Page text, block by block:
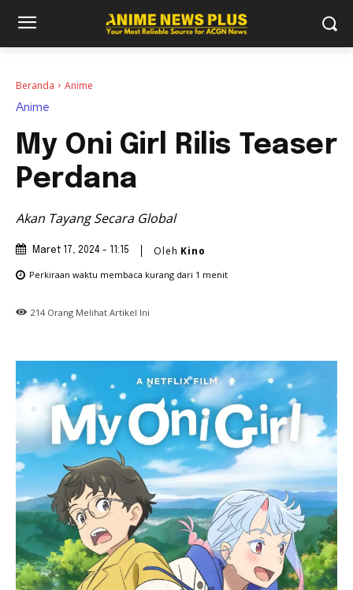
Beranda Anime
Anime
My Oni Girl Rilis Teaser
Perdana
Akan Tayang Secara Global
Maret 17, 2024 - 11:15 Oleh Kino
Perkiraan waktu membaca kurang dari 1 menit
214 Orang Melihat Artikel Ini